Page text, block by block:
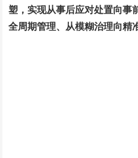
塑，实现从事后应对处置向事
全周期管理、从模糊治理向精